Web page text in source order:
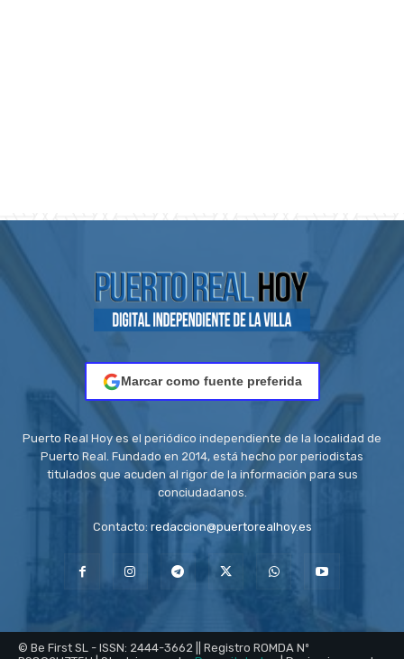
Marcar como fuente preferida
Puerto Real Hoy es el periódico independiente de la localidad de
Puerto Real. Fundado en 2014, está hecho por periodistas
titulados que acuden al rigor de la información para sus
conciudadanos.
Contacto: redaccion@puertorealhoy.es
© Be First SL - ISSN: 2444-3662 || Registro ROMDA Nº